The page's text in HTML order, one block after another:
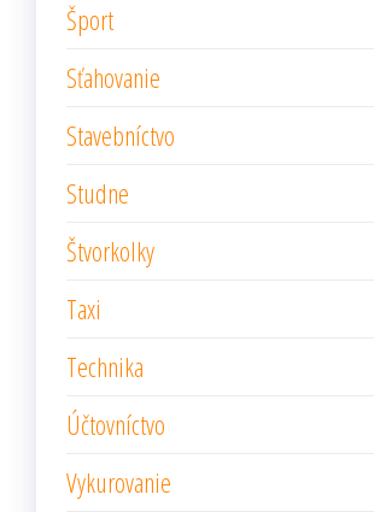
Šport
Sťahovanie
Stavebníctvo
Studne
Štvorkolky
Taxi
Technika
Účtovníctvo
Vykurovanie